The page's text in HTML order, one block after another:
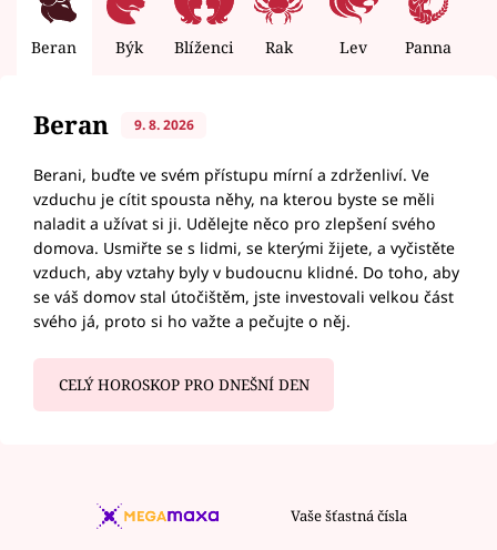
Beran Býk Blíženci Rak Lev Panna
Beran 9. 8. 2026
Berani, buďte ve svém přístupu mírní a zdrženliví. Ve
vzduchu je cítit spousta něhy, na kterou byste se měli
naladit a užívat si ji. Udělejte něco pro zlepšení svého
domova. Usmiřte se s lidmi, se kterými žijete, a vyčistěte
vzduch, aby vztahy byly v budoucnu klidné. Do toho, aby
se váš domov stal útočištěm, jste investovali velkou část
svého já, proto si ho važte a pečujte o něj.
CELÝ HOROSKOP PRO DNEŠNÍ DEN
Vaše šťastná čísla